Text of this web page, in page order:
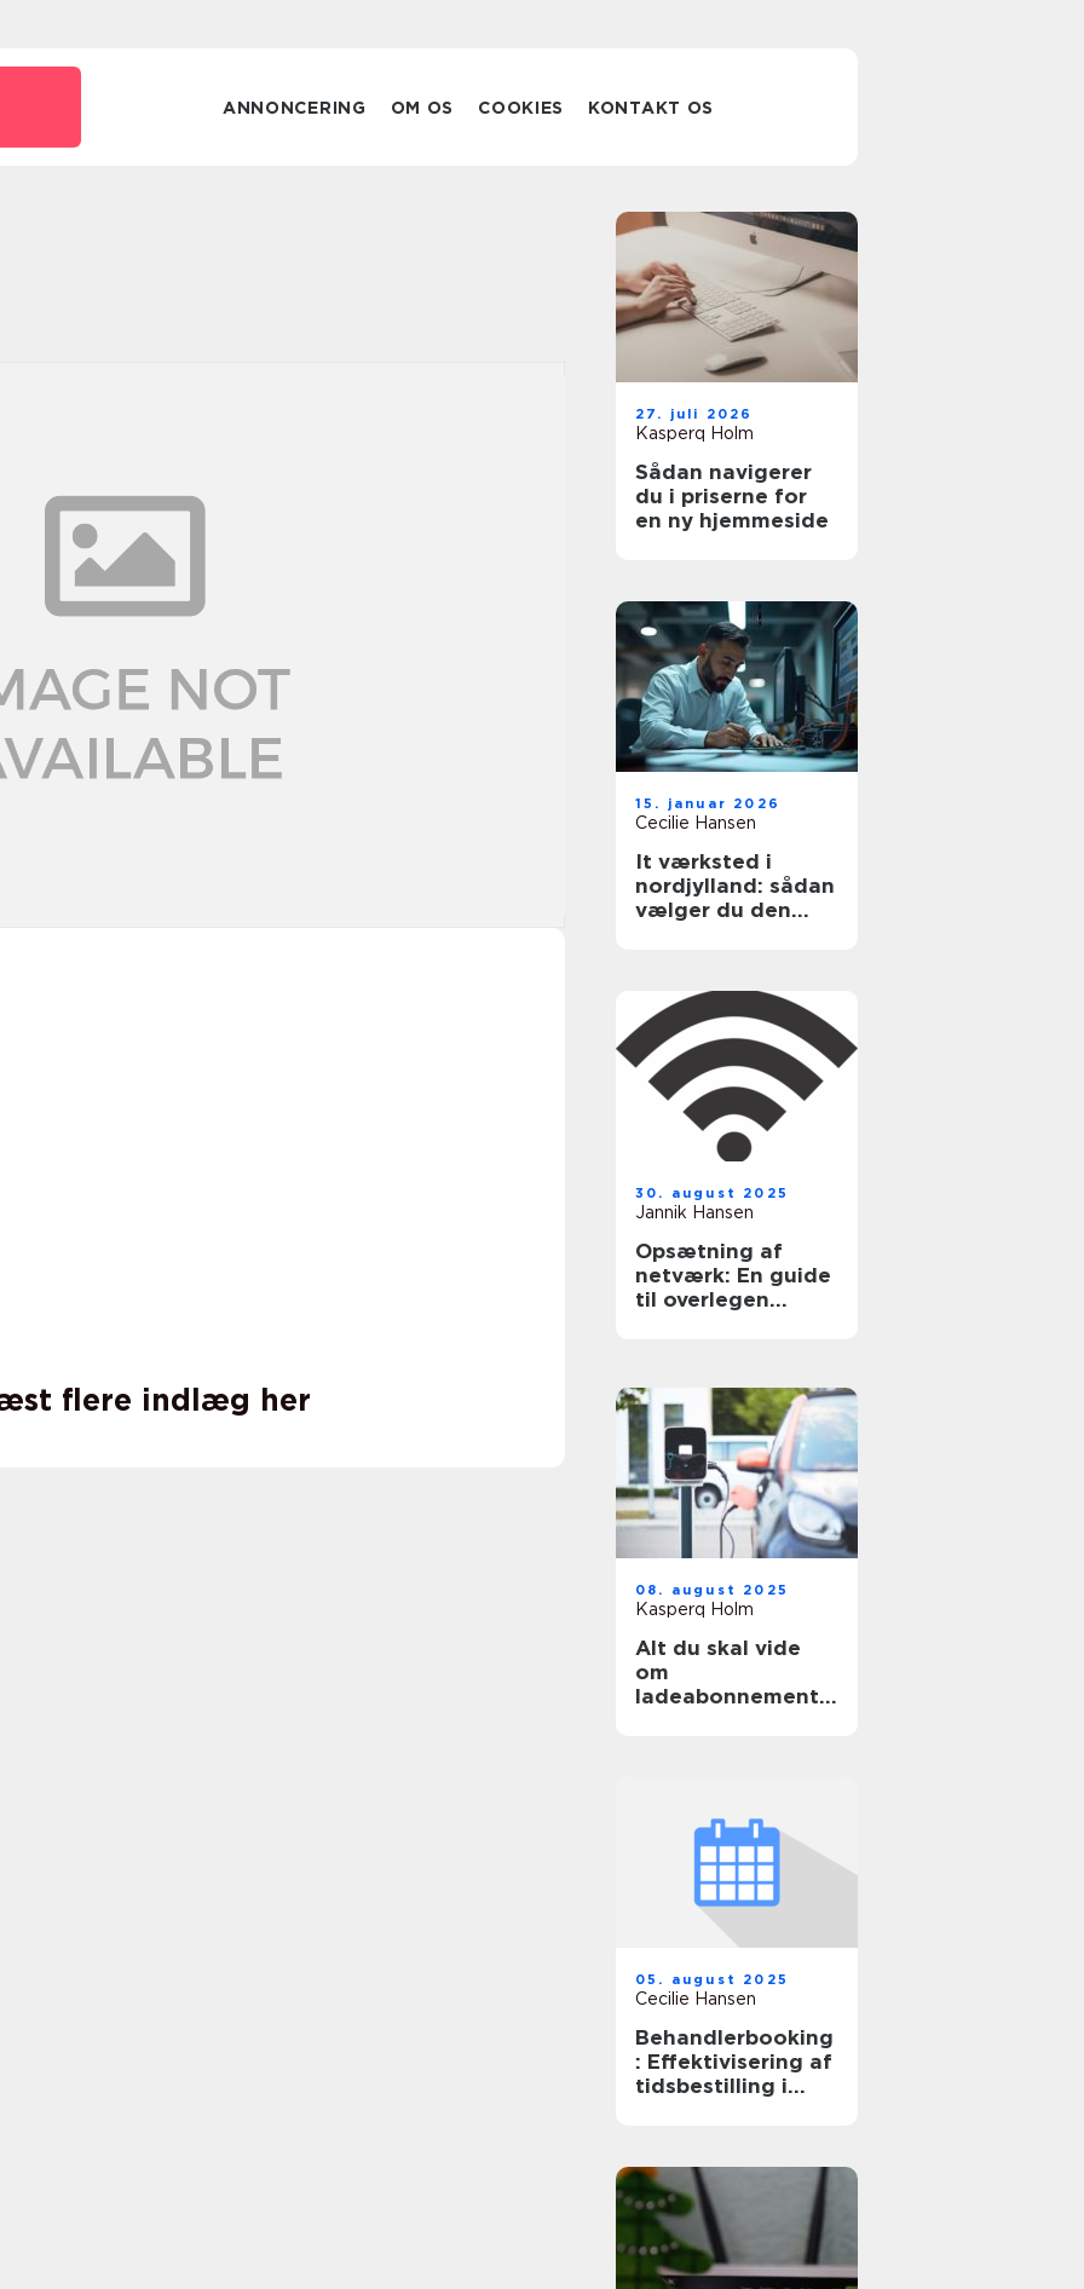
ANNONCERING OM OS COOKIES KONTAKT OS
flere indlæg her
27. juli 2026
Kasperq Holm
Sådan navigerer
du i priserne for
en ny hjemmeside
15. januar 2026
Cecilie Hansen
It værksted i
nordjylland: sådan
vælger du den
30. august 2025
Jannik Hansen
Opsætning af
netværk: En guide
til overlegen
08. august 2025
Kasperq Holm
Alt du skal vide
om
ladeabonnemente
05. august 2025
Cecilie Hansen
Behandlerbooking
: Effektivisering af
tidsbestilling i